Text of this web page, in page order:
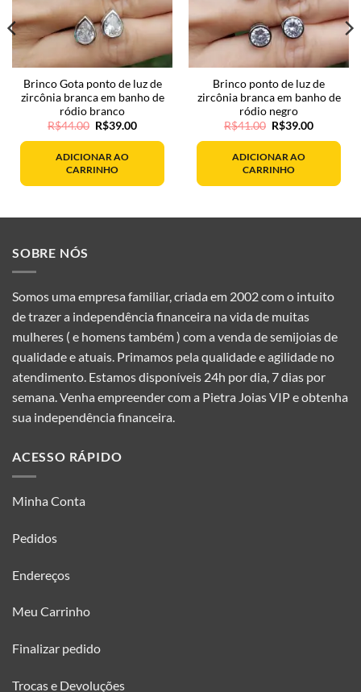
Brinco Gota ponto de luz de
zircônia branca em banho de
ródio branco
R$44.00 O
era:
R$44.00.
R$39.00O
atual
ADICIONAR AO
CARRINHO
Brinco ponto de luz de
zircônia branca em banho de
ródio negro
R$41.00 O
era:
R$41.00.
R$39.00O
atual
ADICIONAR AO
CARRINHO
SOBRE NÓS
Somos uma empresa familiar, criada em 2002 com o intuito
de trazer a independência financeira na vida de muitas
mulheres ( e homens também ) com a venda de semijoias de
qualidade e atuais. Primamos pela qualidade e agilidade no
atendimento. Estamos disponíveis 24h por dia, 7 dias por
semana. Venha empreender com a Pietra Joias VIP e obtenha
sua independência financeira.
ACESSO RÁPIDO
Minha Conta
Pedidos
Endereços
Meu Carrinho
Finalizar pedido
Trocas e Devoluções